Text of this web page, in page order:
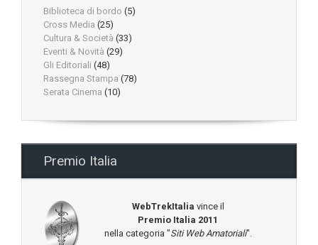
Biblioteca di bordo (5)
Cross Media (25)
Cultura & Società (33)
Eventi & Novità (29)
Gli Editoriali (48)
Rassegna Stampa (78)
Serata Cinema (10)
Premio Italia
WebTrekItalia vince il
Premio Italia 2011
nella categoria "Siti Web Amatoriali".